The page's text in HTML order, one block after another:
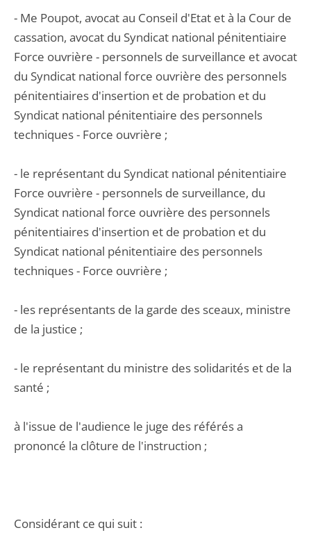
- Me Poupot, avocat au Conseil d'Etat et à la Cour de
cassation, avocat du Syndicat national pénitentiaire
Force ouvrière - personnels de surveillance et avocat
du Syndicat national force ouvrière des personnels
pénitentiaires d'insertion et de probation et du
Syndicat national pénitentiaire des personnels
techniques - Force ouvrière ;
- le représentant du Syndicat national pénitentiaire
Force ouvrière - personnels de surveillance, du
Syndicat national force ouvrière des personnels
pénitentiaires d'insertion et de probation et du
Syndicat national pénitentiaire des personnels
techniques - Force ouvrière ;
- les représentants de la garde des sceaux, ministre
de la justice ;
- le représentant du ministre des solidarités et de la
santé ;
à l'issue de l'audience le juge des référés a
prononcé la clôture de l'instruction ;
Considérant ce qui suit :